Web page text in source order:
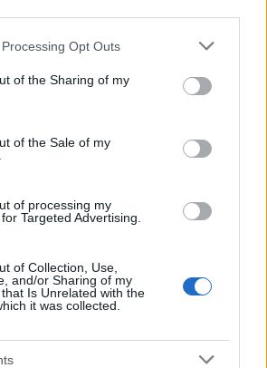
website/app uses one or more Google
or usage behaviour. You may click to
to Google and its third-party tags to
specified purposes in below Google
Opt Outs
of the Sharing of my
of the Sale of my
of processing my
Targeted Advertising.
of Collection, Use,
and/or Sharing of my
Is Unrelated with the
it was collected.
gaming rappresenta
per personalizzare la tua
Con la giusta preparazione e
puoi creare una macchina
le tue aspettative, ma che ti
mondo del gaming per anni a
a iniziare questa avventura?